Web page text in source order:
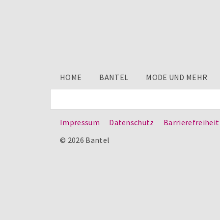
HOME BANTEL MODE UND MEHR
Impressum Datenschutz
Barrierefreiheit
© 2026 Bantel